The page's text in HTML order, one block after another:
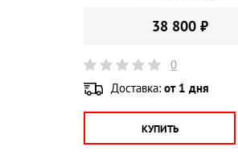
38 800 ₽
0
Доставка: от 1 дня
КУПИТЬ